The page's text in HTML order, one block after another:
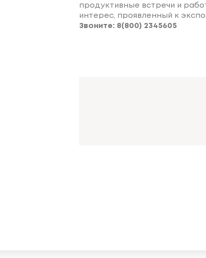
продуктивные встречи и
интерес, проявленный к
Звоните: 8(800) 2345605